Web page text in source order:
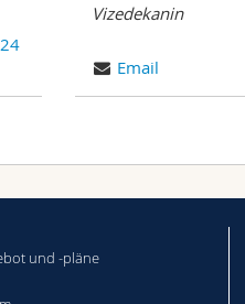
Vizedekanin
Email
und -pläne